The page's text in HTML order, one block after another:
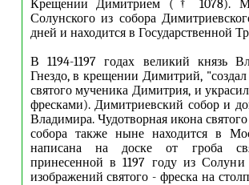
Крещении Димитрием († 1078).
Солунского из собора
дней и находится в Государственной
В 1194-1197 годах великий князь
Гнездо, в крещении Димитрий,
святого мученика Димитрия, и
фресками). Димитриевский собор и
Владимира. Чудотворная икона
собора также ныне находится в
написана на доске от гроба
принесенной в 1197 году из
изображений святого - фреска на